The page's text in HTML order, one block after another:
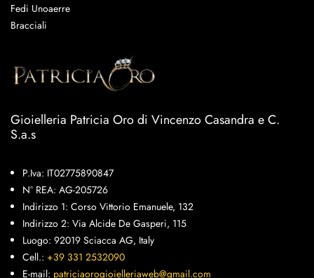
Gioielleria Patricia Oro di Vincenzo Casandra e C.
S.a.s
P.Iva: IT02775890847
N° REA: AG-205726
Indirizzo 1: Corso Vittorio Emanuele, 132
Indirizzo 2: Via Alcide De Gasperi, 115
Luogo: 92019 Sciacca AG, Italy
Cell.: +39 331 2532090
E-mail: patriciaorogioielleriaweb@gmail.com
Fedi Unoaerre
Bracciali